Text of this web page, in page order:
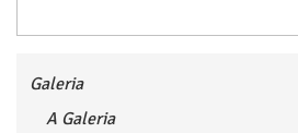
Galeria
A Galeria